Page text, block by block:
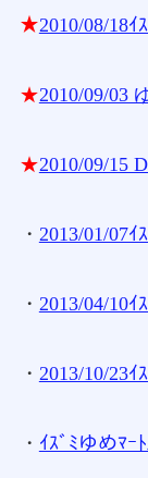
★2010/08/18
★2010/09/03
★2010/09/15
・ 2013/01/07ｲ
・ 2013/04/10
・ 2013/10/23
・ ｲｽﾞﾐゆめﾏｰ